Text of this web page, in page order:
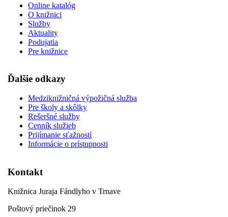
Online katalóg
O knižnici
Služby
Aktuality
Podujatia
Pre knižnice
Ďalšie odkazy
Medziknižničná výpožičná služba
Pre školy a skôlky
Rešeršné služby
Cenník služieb
Prijímanie sťažností
Informácie o prístupnosti
Kontakt
Knižnica Juraja Fándlyho v Trnave
Poštový priečinok 29